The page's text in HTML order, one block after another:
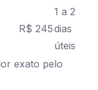
R$ 245
1 a 2
dias
úteis
exato pelo